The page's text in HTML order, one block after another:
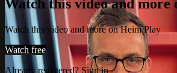
Watch this video and more
Watch this video and more on Heim Play
Watch free
Already registered? Sign in